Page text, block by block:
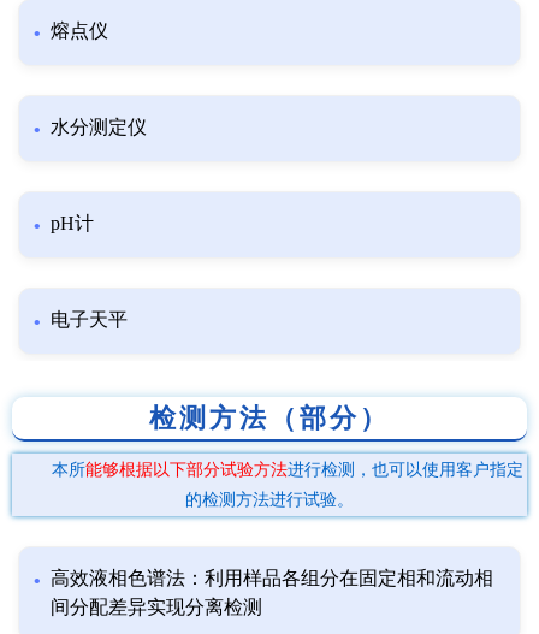
熔点仪
水分测定仪
pH计
电子天平
检测方法（部分）
本所能够根据以下部分试验方法进行检测，也可以使用客户指定
的检测方法进行试验。
高效液相色谱法：利用样品各组分在固定相和流动相
间分配差异实现分离检测